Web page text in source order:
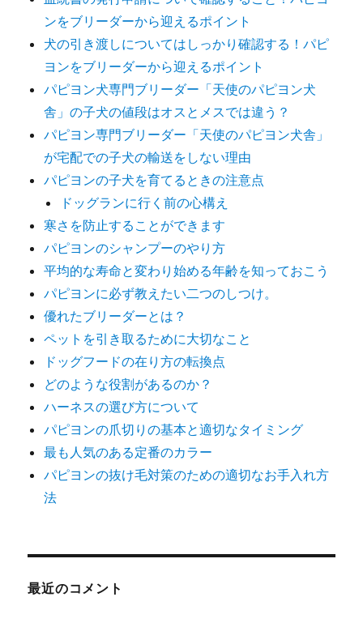
ンをブリーダーから迎えるポイント
犬の引き渡しについてはしっかり確認する！パピ
ヨンをブリーダーから迎えるポイント
パピヨン犬専門ブリーダー「天使のパピヨン犬
舎」の子犬の値段はオスとメスでは違う？
パピヨン専門ブリーダー「天使のパピヨン犬舎」
が宅配での子犬の輸送をしない理由
パピヨンの子犬を育てるときの注意点
ドッグランに行く前の心構え
寒さを防止することができます
パピヨンのシャンプーのやり方
平均的な寿命と変わり始める年齢を知っておこう
パピヨンに必ず教えたい二つのしつけ。
優れたブリーダーとは？
ペットを引き取るために大切なこと
ドッグフードの在り方の転換点
どのような役割があるのか？
ハーネスの選び方について
パピヨンの爪切りの基本と適切なタイミング
最も人気のある定番のカラー
パピヨンの抜け毛対策のための適切なお手入れ方
法
最近のコメント